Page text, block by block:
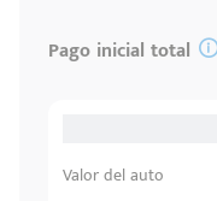
Pago inicial total
Valor del auto